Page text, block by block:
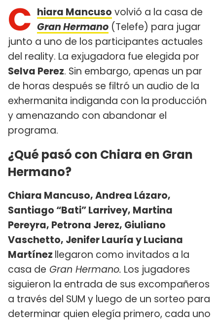
C hiara Mancuso volvió a la casa de
Gran Hermano (Telefe) para jugar
junto a uno de los participantes actuales
del reality. La exjugadora fue elegida por
Selva Perez. Sin embargo, apenas un par
de horas después se filtró un audio de la
exhermanita indiganda con la producción
y amenazando con abandonar el
programa.
¿Qué pasó con Chiara en Gran
Hermano?
Chiara Mancuso, Andrea Lázaro,
Santiago “Bati” Larrivey, Martina
Pereyra, Petrona Jerez, Giuliano
Vaschetto, Jenifer Lauría y Luciana
Martínez llegaron como invitados a la
casa de Gran Hermano. Los jugadores
siguieron la entrada de sus excompañeros
a través del SUM y luego de un sorteo para
determinar quien elegía primero, cada uno